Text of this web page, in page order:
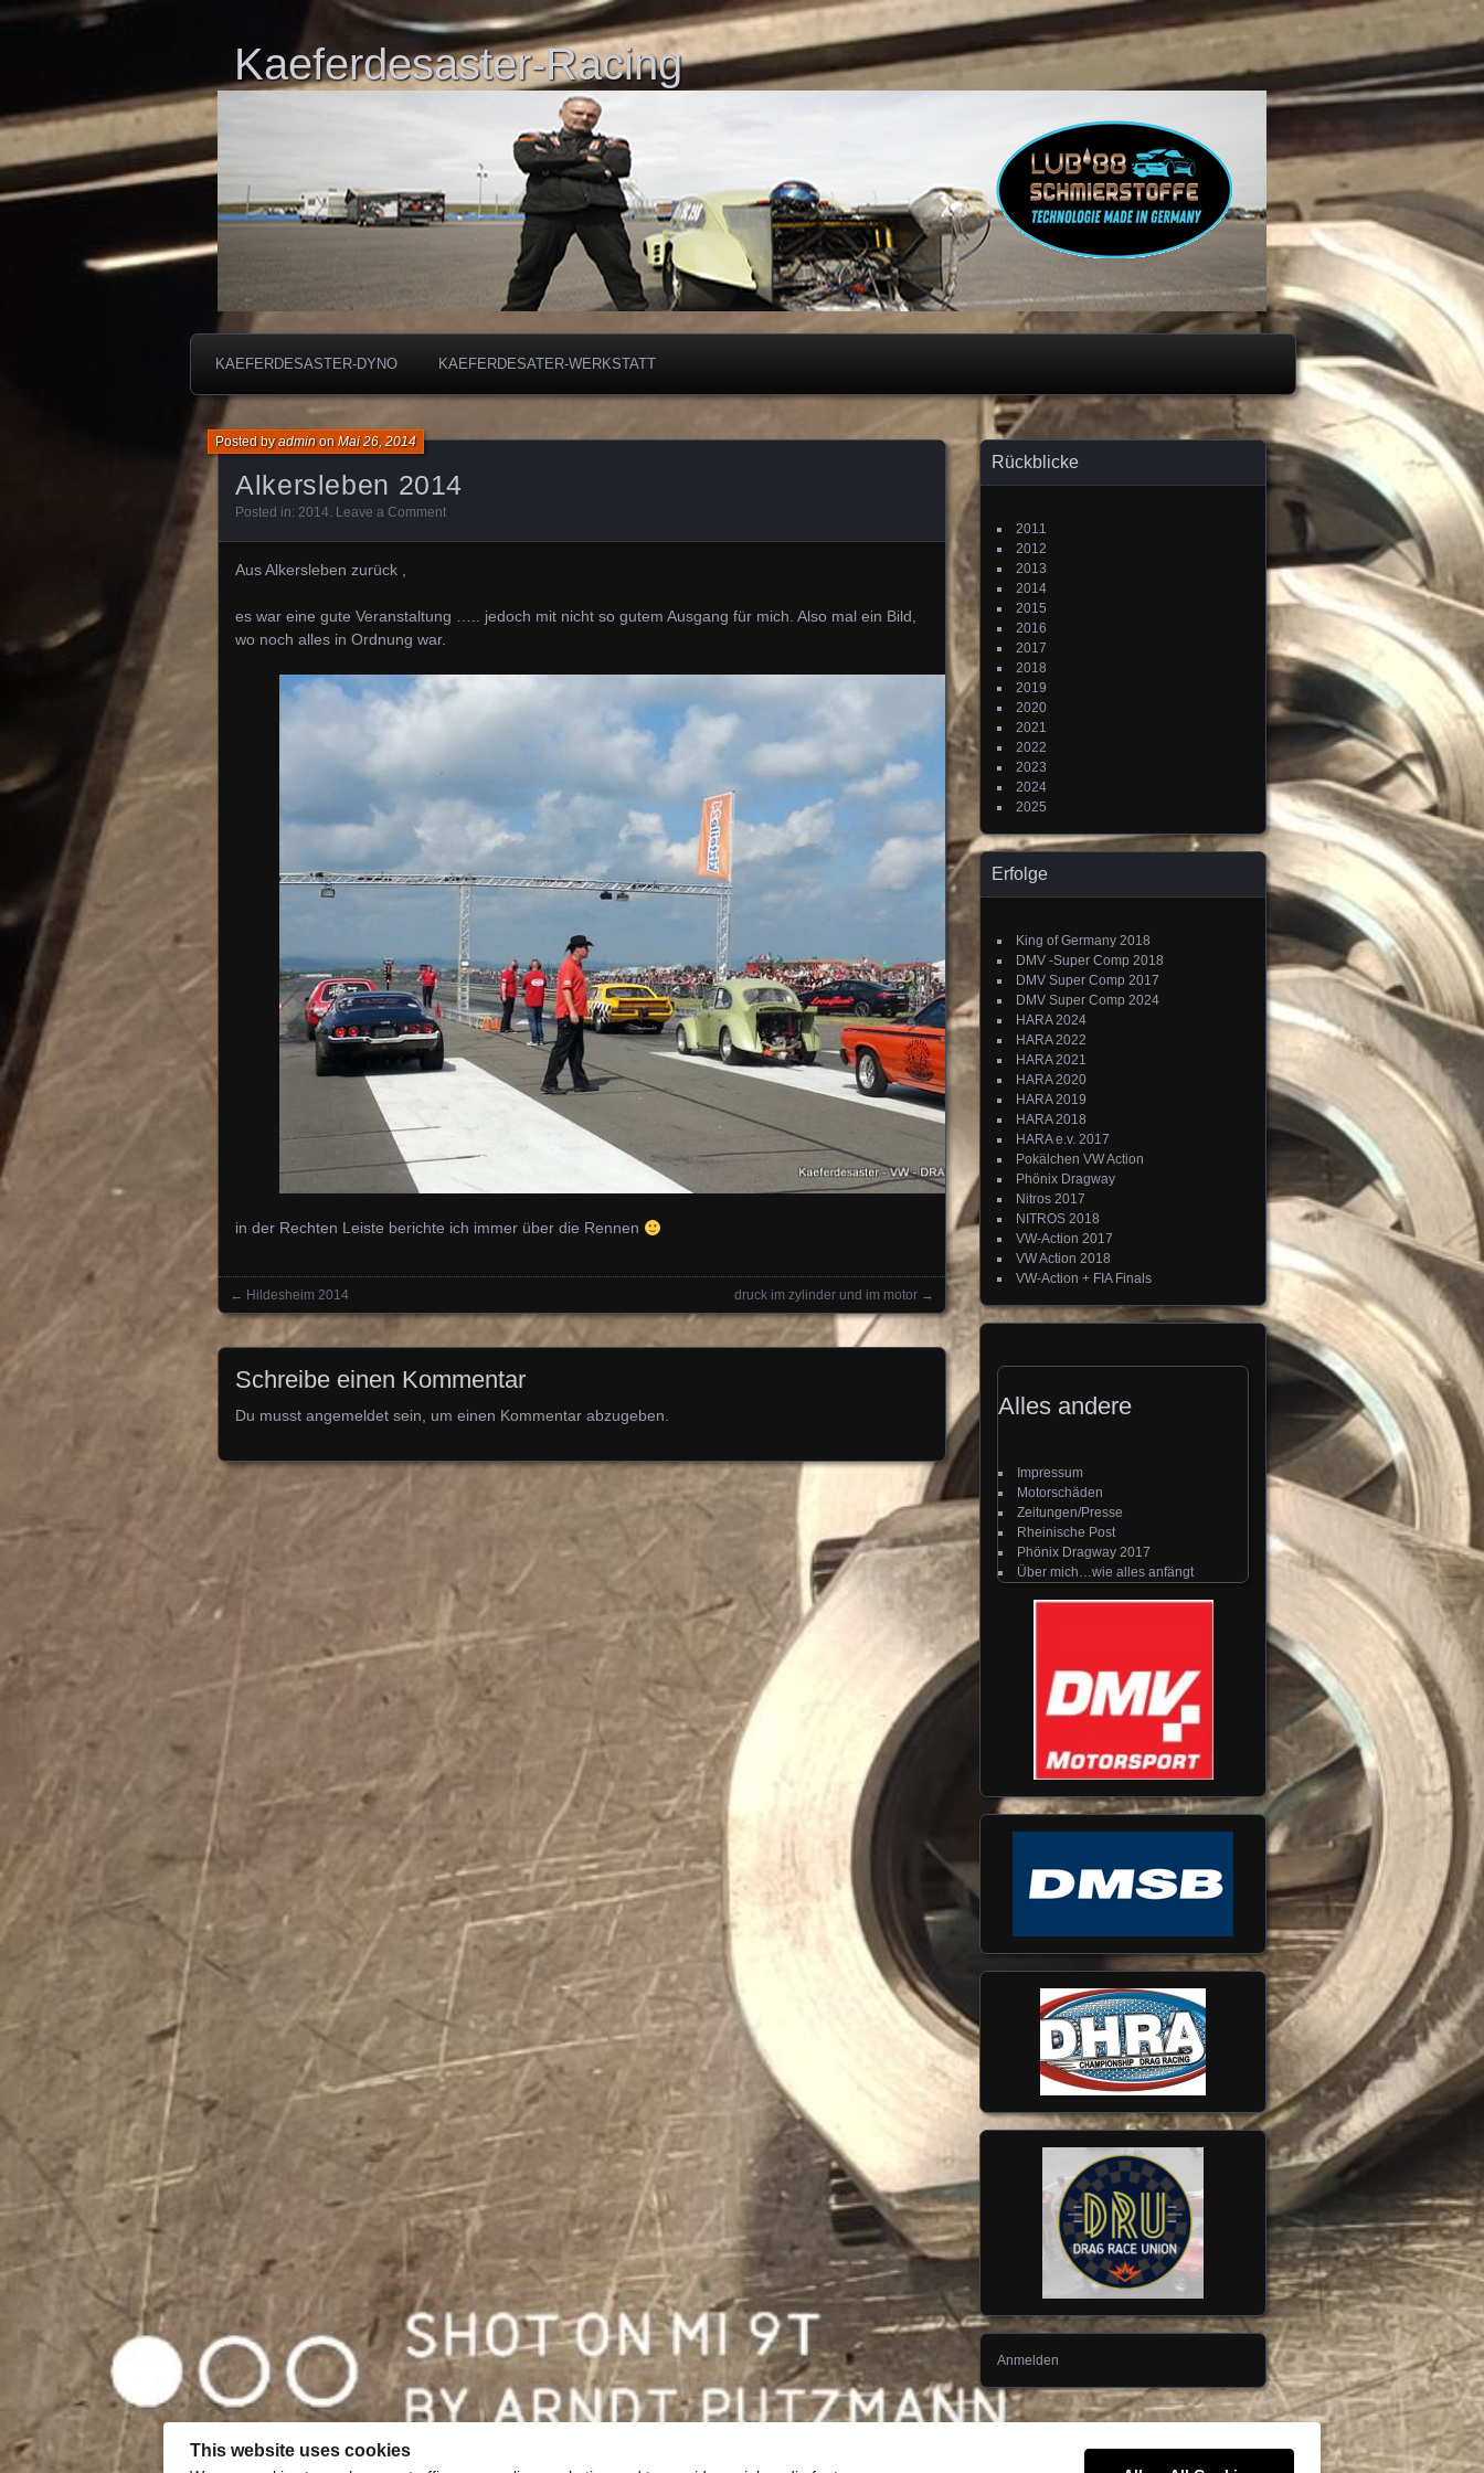
Kaeferdesaster-Racing
KAEFERDESASTER-DYNO KAEFERDESATER-WERKSTATT
Alkersleben 2014
Posted byadminonMai 26, 2014
Posted in: 2014. Leave a Comment
Aus Alkersleben zurück ,
es war eine gute Veranstaltung ….. jedoch mit nicht so gutem Ausgang für mich. Also mal ein Bild,
wo noch alles in Ordnung war.
in der Rechten Leiste berichte ich immer über die Rennen
Posts navigation
← Hildesheim 2014 druck im zylinder und im motor →
Schreibe einen Kommentar
Du musst angemeldet sein, um einen Kommentar abzugeben.
Rückblicke
2011
2012
2013
2014
2015
2016
2017
2018
2019
2020
2021
2022
2023
2024
2025
Erfolge
King of Germany 2018
DMV -Super Comp 2018
DMV Super Comp 2017
DMV Super Comp 2024
HARA 2024
HARA 2022
HARA 2021
HARA 2020
HARA 2019
HARA 2018
HARA e.v. 2017
Pokälchen VW Action
Phönix Dragway
Nitros 2017
NITROS 2018
VW-Action 2017
VW Action 2018
VW-Action + FIA Finals
Alles andere
Impressum
Motorschäden
Zeitungen/Presse
Rheinische Post
Phönix Dragway 2017
Über mich…wie alles anfängt
Anmelden
This website uses cookies